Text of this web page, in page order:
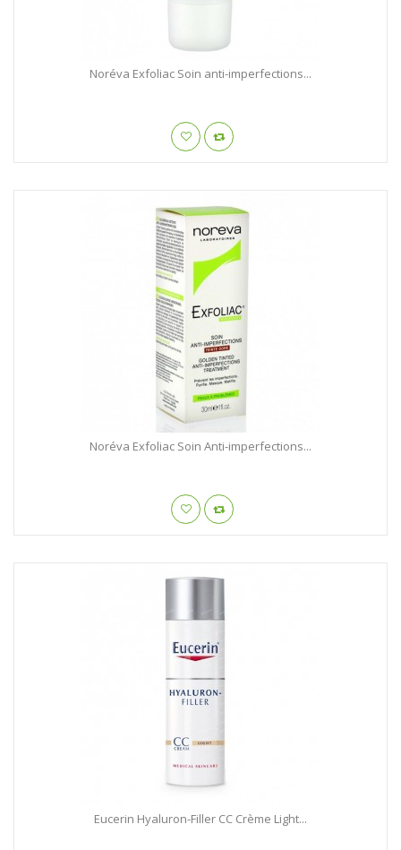
Noréva Exfoliac Soin anti-imperfections...
Noréva Exfoliac Soin Anti-imperfections...
Eucerin Hyaluron-Filler CC Crème Light...